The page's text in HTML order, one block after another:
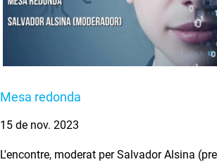
Mesa redonda
15 de nov. 2023
L'encontre, moderat per Salvador Alsina